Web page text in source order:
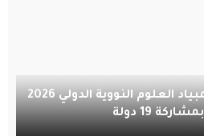
المملكة تستضيف أولمبياد العلوم النووية الدولي 2026
19 دولة